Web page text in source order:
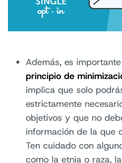
Además, es
principio de
implica que solo
estrictamente
objetivos y que no
información de la que
Ten cuidado con
como la etnia o raza,